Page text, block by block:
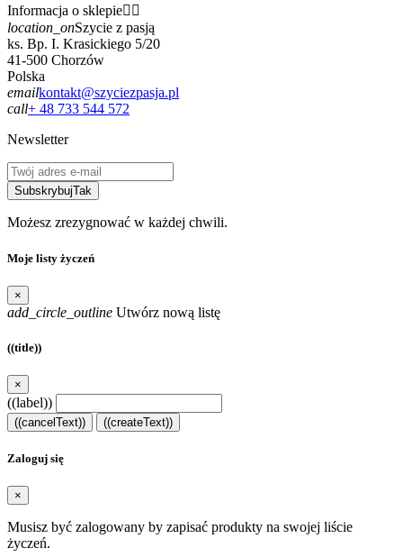
Informacja o sklepie 
location_onSzycie z pasją
ks. Bp. I. Krasickiego 5/20
41-500 Chorzów
Polska
emailkontakt@szyciezpasja.pl
call+ 48 733 544 572
Newsletter
SubskrybujTak
Możesz zrezygnować w każdej chwili.
Moje listy życzeń
×
add_circle_outline Utwórz nową listę
((title))
×
((label))
((cancelText)) ((createText))
Zaloguj się
×
Musisz być zalogowany by zapisać produkty na swojej liście
życzeń.